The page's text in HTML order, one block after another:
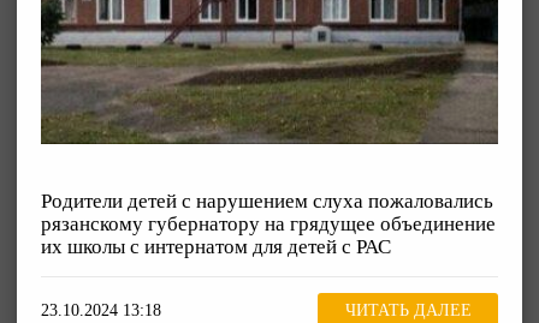
Родители детей с нарушением слуха пожаловались
рязанскому губернатору на грядущее объединение
их школы с интернатом для детей с РАС
23.10.2024 13:18 ЧИТАТЬ ДАЛЕЕ